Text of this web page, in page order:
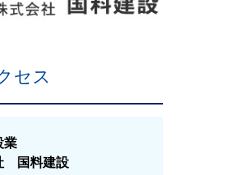
セス
業
国料建設